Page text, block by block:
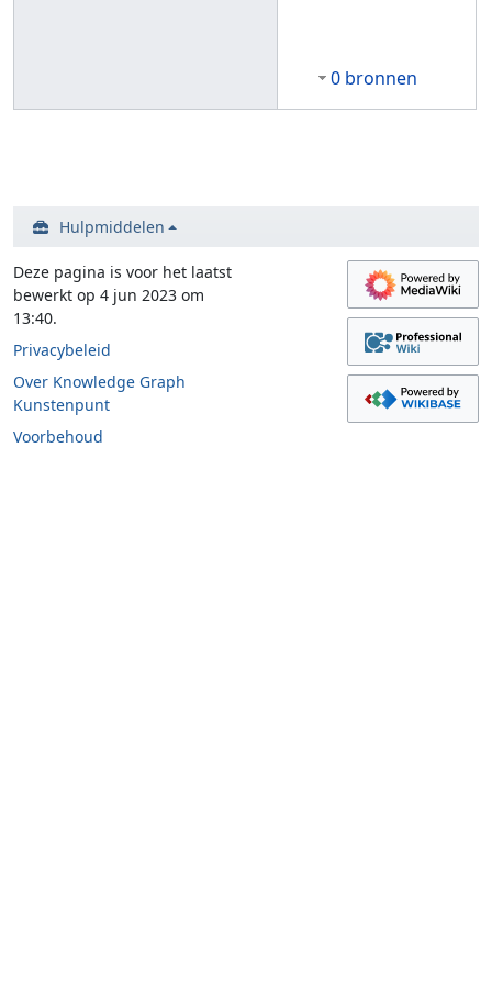
0 bronnen
Hulpmiddelen
Deze pagina is voor het laatst
bewerkt op 4 jun 2023 om
13:40.
Privacybeleid
Over Knowledge Graph
Kunstenpunt
Voorbehoud